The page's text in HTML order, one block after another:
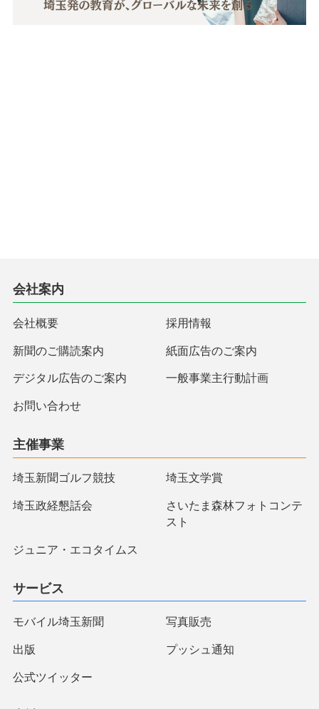
会社案内
会社概要 採用情報
新聞のご購読案内 紙面広告のご案内
デジタル広告のご案内 一般事業主行動計画
お問い合わせ
主催事業
埼玉新聞ゴルフ競技 埼玉文学賞
埼玉政経懇話会
さいたま森林フォトコンテ
スト
ジュニア・エコタイムス
サービス
モバイル埼玉新聞 写真販売
出版 プッシュ通知
公式ツイッター